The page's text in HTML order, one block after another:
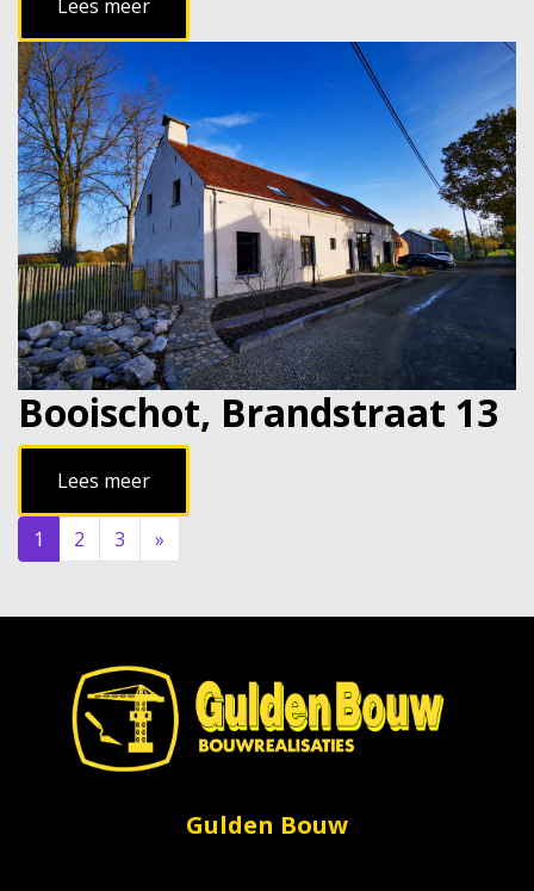
Lees meer
Booischot, Brandstraat 13
Lees meer
1 2 3 »
Gulden Bouw